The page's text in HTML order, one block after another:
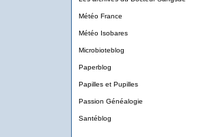
Météo France
Météo Isobares
Microbioteblog
Paperblog
Papilles et Pupilles
Passion Généalogie
Santéblog